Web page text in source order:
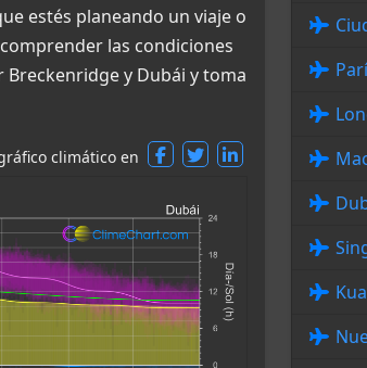
estés planeando un viaje o
las condiciones
y Dubái y toma
climático en